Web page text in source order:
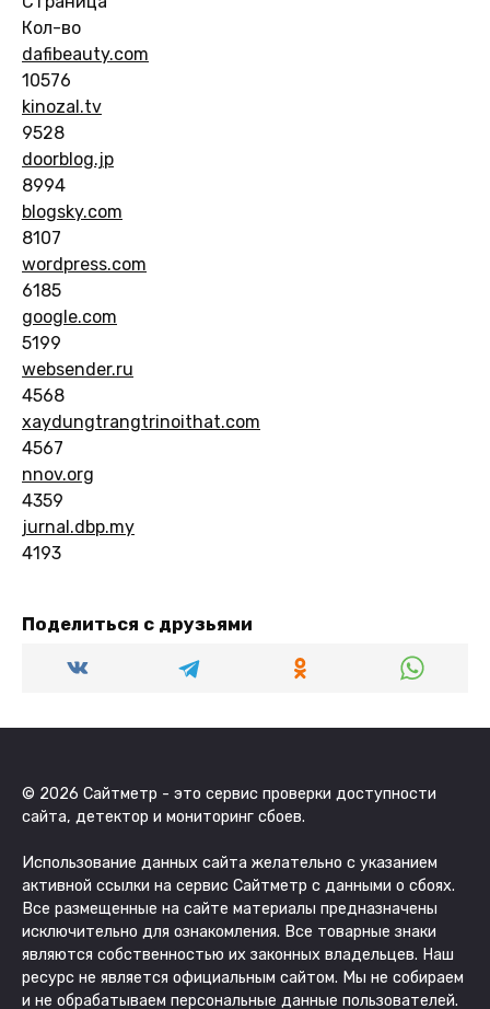
Кол-во
dafibeauty.com
10576
kinozal.tv
9528
doorblog.jp
8994
blogsky.com
8107
wordpress.com
6185
google.com
5199
websender.ru
4568
xaydungtrangtrinoithat.com
4567
nnov.org
4359
jurnal.dbp.my
4193
Поделиться с друзьями
© 2026 Сайтметр - это сервис проверки доступности
сайта, детектор и мониторинг сбоев.
Использование данных сайта желательно с указанием
активной ссылки на сервис Сайтметр с данными о сбоях.
Все размещенные на сайте материалы предназначены
исключительно для ознакомления. Все товарные знаки
являются собственностью их законных владельцев. Наш
ресурс не является официальным сайтом. Мы не собираем
и не обрабатываем персональные данные пользователей.